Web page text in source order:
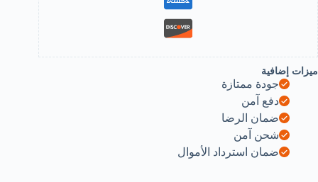
Scale
Jewelry
Zoom
Tool
(Germany
Made)-
-
B0DCSTYMKK
ميزات إضافية
جودة ممتازة
دفع آمن
ضمان الرضا
شحن آمن
ضمان استرداد الأموال